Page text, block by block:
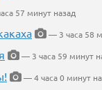
57 минут назад
— 3 часа 58
— 3 часа 59 минут
— 4 часа 0 минут